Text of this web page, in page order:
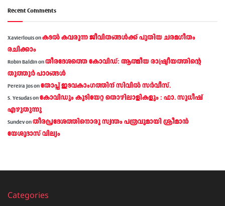
Recent Comments
Xavierlouisonകടല്‍ കവരുന്ന ജീവിതങ്ങള്‍ക്ക് പുതിയ ചരമഗീതം
രചിക്കാം
Robin Baldinonതീരദേശത്തെ കോവിഡ്: ആത്മീയ രാഷ്ട്രീയത്തിന്റെ
തൂത്തൂര്‍ പാഠങ്ങൾ
Pereira Josonതോപ്പ് ഇടവകാംഗത്തിന് സിവിൽ സർവീസ്.
S. Yesudasonകോവിഡും കുടിയേറ്റ തൊഴിലാളികളും : ഫാ. സുധീഷ്
എഴുതുന്നു
Sundevonതീരപ്രദേശത്തിനൊരു സ്വന്തം പത്രവുമായി ശ്രീമാന്‍
യേശുദാസ് വില്യം
Categories